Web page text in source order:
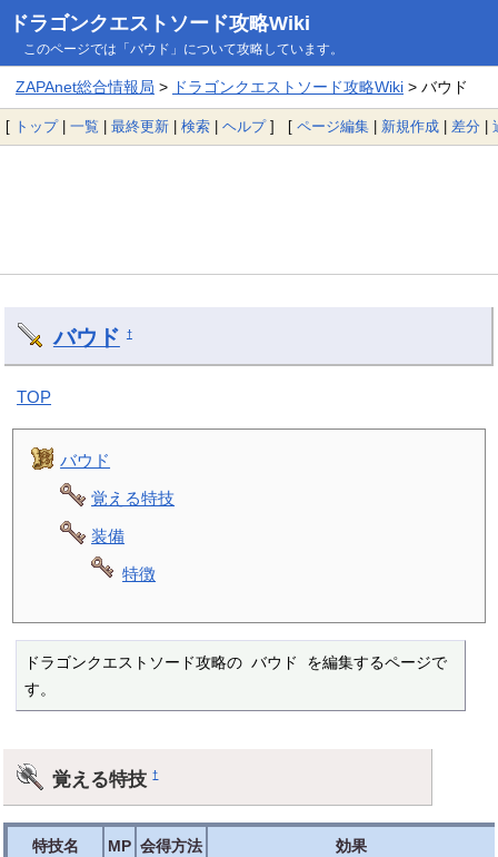
ドラゴンクエストソード攻略Wiki
このページでは「バウド」について攻略しています。
ZAPAnet総合情報局 > ドラゴンクエストソード攻略Wiki> バウド
[ トップ| 一覧 | 最終更新 | 検索 | ヘルプ] [ ページ編集 | 新規作成 | 差分 |
バウド †
TOP
バウド
覚える特技
装備
特徴
ドラゴンクエストソード攻略の バウド を編集するページで
す。
覚える特技†
特技名 MP 会得方法 効果